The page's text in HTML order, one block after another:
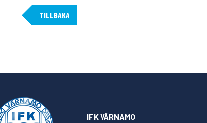
TILLBAKA
IFK VÄRNAMO